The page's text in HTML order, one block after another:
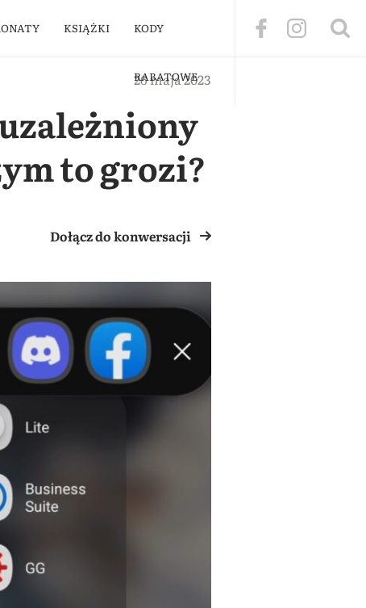
KSIĄŻKI KODY
RABATOWE
26 maja 2023
to grozi?
Dołącz do konwersacji